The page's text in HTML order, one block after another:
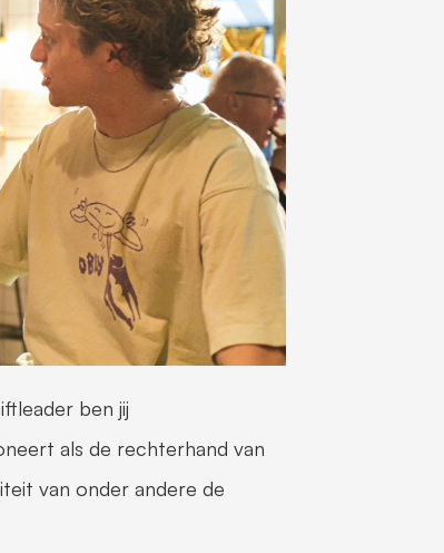
ben jij
als de rechterhand van
van onder andere de